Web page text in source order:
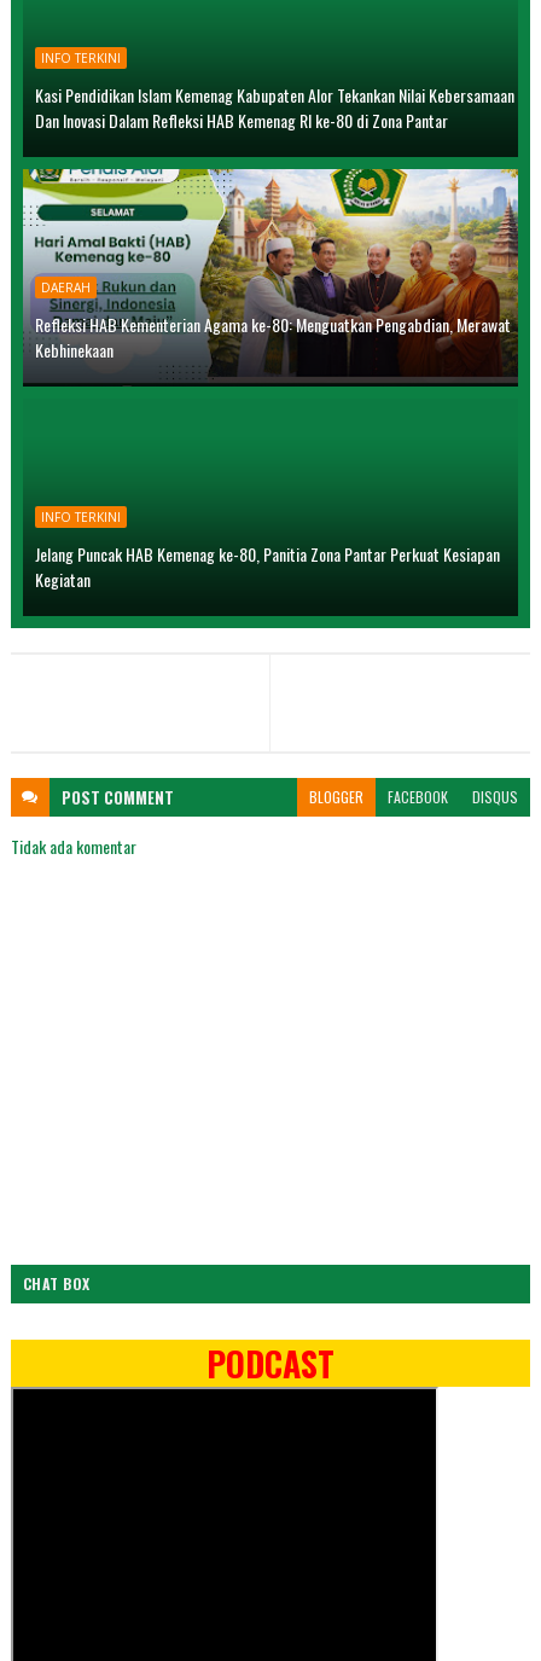
INFO TERKINI
Kasi Pendidikan Islam Kemenag Kabupaten Alor Tekankan Nilai Kebersamaan
Dan Inovasi Dalam Refleksi HAB Kemenag RI ke-80 di Zona Pantar
DAERAH
Refleksi HAB Kementerian Agama ke-80: Menguatkan Pengabdian, Merawat
Kebhinekaan
INFO TERKINI
Jelang Puncak HAB Kemenag ke-80, Panitia Zona Pantar Perkuat Kesiapan
Kegiatan
POST COMMENT BLOGGER FACEBOOK DISQUS
Tidak ada komentar
CHAT BOX
PODCAST